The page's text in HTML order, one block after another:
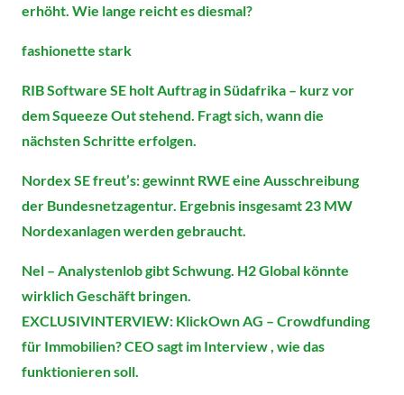
erhöht. Wie lange reicht es diesmal?
fashionette stark
RIB Software SE holt Auftrag in Südafrika – kurz vor
dem Squeeze Out stehend. Fragt sich, wann die
nächsten Schritte erfolgen.
Nordex SE freut’s: gewinnt RWE eine Ausschreibung
der Bundesnetzagentur. Ergebnis insgesamt 23 MW
Nordexanlagen werden gebraucht.
Nel – Analystenlob gibt Schwung. H2 Global könnte
wirklich Geschäft bringen.
EXCLUSIVINTERVIEW: KlickOwn AG – Crowdfunding
für Immobilien? CEO sagt im Interview , wie das
funktionieren soll.